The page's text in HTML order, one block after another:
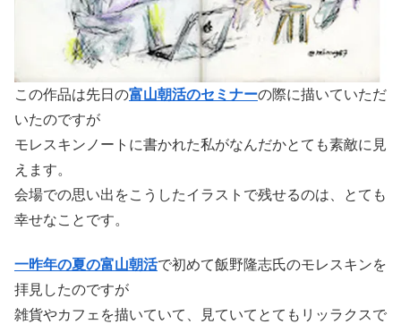
この作品は先日の富山朝活のセミナーの際に描いていただ
いたのですが
モレスキンノートに書かれた私がなんだかとても素敵に見
えます。
会場での思い出をこうしたイラストで残せるのは、とても
幸せなことです。
一昨年の夏の富山朝活で初めて飯野隆志氏のモレスキンを
拝見したのですが
雑貨やカフェを描いていて、見ていてとてもリッラクスで